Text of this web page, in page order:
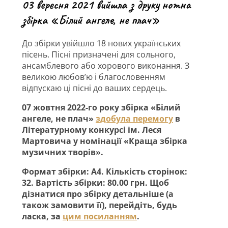
03 вересня 2021 вийшла з друку нотна
збірка «Білий ангеле, не плач»
До збірки увійшло 18 нових українських
пісень. Пісні призначені для сольного,
ансамблевого або хорового виконання. З
великою любов’ю і благословенням
відпускаю ці пісні до ваших сердець.
07 жовтня 2022-го року збірка «Білий
ангеле, не плач» здобула перемогу в
Літературному конкурсі ім. Леся
Мартовича у номінації «Краща збірка
музичних творів».
Формат збірки: А4. Кількість сторінок:
32. Вартість збірки: 80.00 грн. Щоб
дізнатися про збірку детальніше (а
також замовити її), перейдіть, будь
ласка, за цим посиланням.